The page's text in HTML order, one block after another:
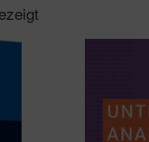
sortiert